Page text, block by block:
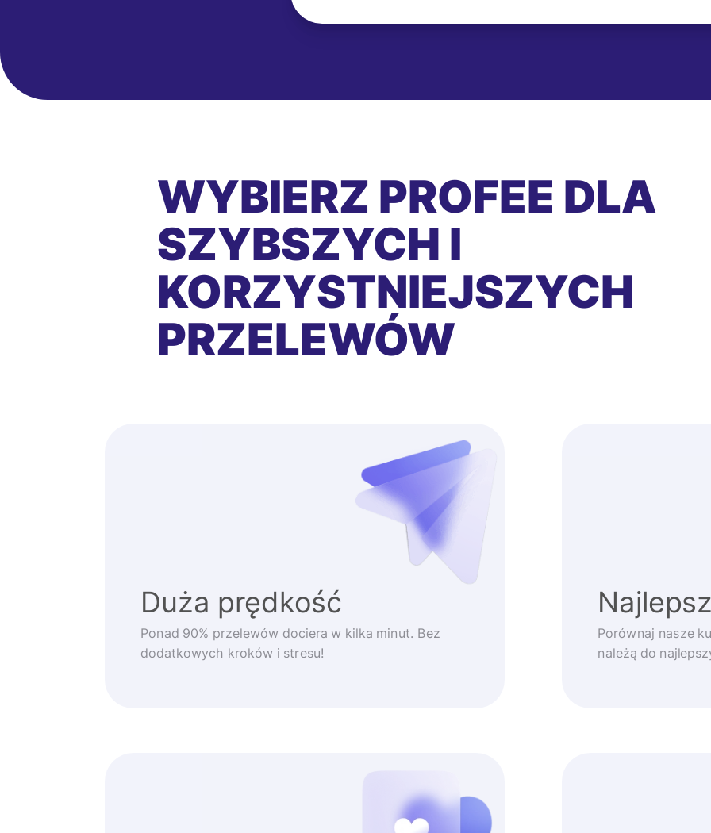
WYBIERZ PROFEE DLA
SZYBSZYCH I
KORZYSTNIEJSZYCH
PRZELEWÓW
Duża prędkość
Ponad 90% przelewów dociera w kilka minut. Bez
dodatkowych kroków i stresu!
Porównaj nasze
należą do